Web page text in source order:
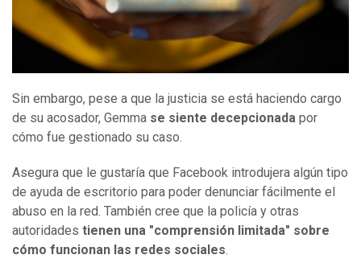
Sin embargo, pese a que la justicia se está haciendo cargo
de su acosador, Gemma se siente decepcionada por
cómo fue gestionado su caso.
Asegura que le gustaría que Facebook introdujera algún tipo
de ayuda de escritorio para poder denunciar fácilmente el
abuso en la red. También cree que la policía y otras
autoridades tienen una "comprensión limitada" sobre
cómo funcionan las redes sociales.